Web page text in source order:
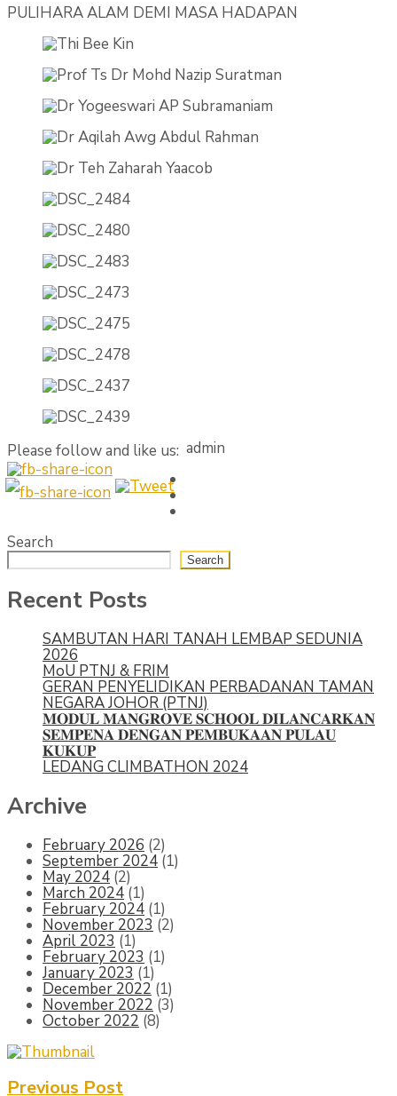
PULIHARA ALAM DEMI MASA HADAPAN
Please follow and like us: admin
Search
Search
Recent Posts
SAMBUTAN HARI TANAH LEMBAP SEDUNIA
2026
MoU PTNJ & FRIM
GERAN PENYELIDIKAN PERBADANAN TAMAN
NEGARA JOHOR (PTNJ)
𝐌𝐎𝐃𝐔𝐋 𝐌𝐀𝐍𝐆𝐑𝐎𝐕𝐄 𝐒𝐂𝐇𝐎𝐎𝐋 𝐃𝐈𝐋𝐀𝐍𝐂𝐀𝐑𝐊𝐀𝐍
𝐒𝐄𝐌𝐏𝐄𝐍𝐀 𝐃𝐄𝐍𝐆𝐀𝐍 𝐏𝐄𝐌𝐁𝐔𝐊𝐀𝐀𝐍 𝐏𝐔𝐋𝐀𝐔
𝐊𝐔𝐊𝐔𝐏
LEDANG CLIMBATHON 2024
Archive
February 2026 (2)
September 2024 (1)
May 2024 (2)
March 2024 (1)
February 2024 (1)
November 2023 (2)
April 2023 (1)
February 2023 (1)
January 2023 (1)
December 2022 (1)
November 2022 (3)
October 2022 (8)
Previous Post